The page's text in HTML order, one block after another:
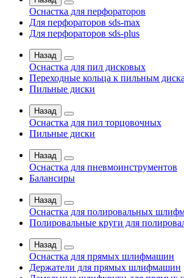
Оснастка для перфораторов
Для перфораторов sds-max
Для перфораторов sds-plus
Назад
Оснастка для пил дисковых
Переходные кольца к пильным
Пильные диски
Назад
Оснастка для пил торцовочных
Пильные диски
Назад
Оснастка для пневмоинструментов
Балансиры
Назад
Оснастка для полировальных
Полировальные круги для
Назад
Оснастка для прямых шлифмашин
Держатели для прямых шлифмашин